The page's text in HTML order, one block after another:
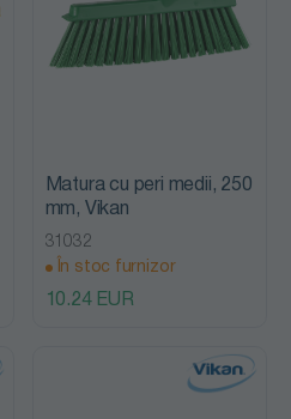
Matura cu peri medii, 250
mm, Vikan
31032
În stoc furnizor
10.24 EUR